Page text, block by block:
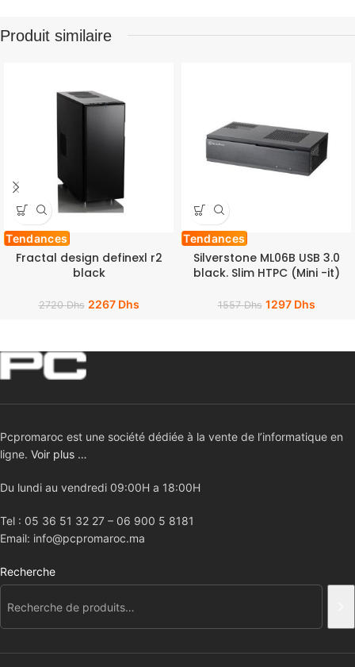
Produit similaire
Tendances
Fractal design definexl r2
black
2720Dhs 2267 Dhs
Tendances
Silverstone ML06B USB 3.0
black. Slim HTPC (Mini -it)
1557Dhs 1297 Dhs
Pcpromaroc est une société dédiée à la vente de l’informatique en
ligne. Voir plus …
Du lundi au vendredi 09:00H a 18:00H
Tel : 05 36 51 32 27 – 06 900 5 8181
Email: info@pcpromaroc.ma
Recherche